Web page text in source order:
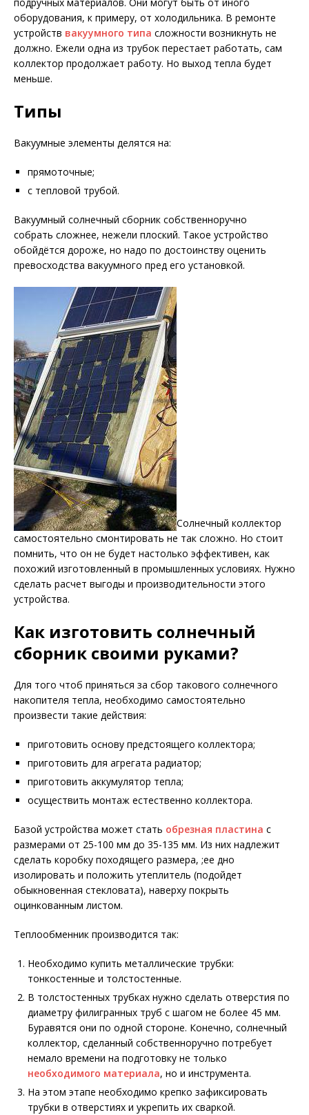
оборудования, к примеру, от холодильника. В ремонте
устройств вакуумного типа сложности возникнуть не
должно. Ежели одна из трубок перестает работать, сам
коллектор продолжает работу. Но выход тепла будет
меньше.
Типы
Вакуумные элементы делятся на:
прямоточные;
с тепловой трубой.
Вакуумный солнечный сборник собственноручно
собрать сложнее, нежели плоский. Такое устройство
обойдётся дороже, но надо по достоинству оценить
превосходства вакуумного пред его установкой.
Солнечный коллектор
самостоятельно смонтировать не так сложно. Но стоит
помнить, что он не будет настолько эффективен, как
похожий изготовленный в промышленных условиях. Нужно
сделать расчет выгоды и производительности этого
устройства.
Как изготовить солнечный
сборник своими руками?
Для того чтоб приняться за сбор такового солнечного
накопителя тепла, необходимо самостоятельно
произвести такие действия:
приготовить основу предстоящего коллектора;
приготовить для агрегата радиатор;
приготовить аккумулятор тепла;
осуществить монтаж естественно коллектора.
Базой устройства может стать обрезная пластина с
размерами от 25-100 мм до 35-135 мм. Из них надлежит
сделать коробку походящего размера, ;ее дно
изолировать и положить утеплитель (подойдет
обыкновенная стекловата), наверху покрыть
оцинкованным листом.
Теплообменник производится так:
Необходимо купить металлические трубки:
тонкостенные и толстостенные.
В толстостенных трубках нужно сделать отверстия по
диаметру филигранных труб с шагом не более 45 мм.
Буравятся они по одной стороне. Конечно, солнечный
коллектор, сделанный собственноручно потребует
немало времени на подготовку не только
необходимого материала, но и инструмента.
На этом этапе необходимо крепко зафиксировать
трубки в отверстиях и укрепить их сваркой.